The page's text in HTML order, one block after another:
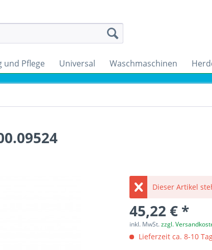
und Pflege Universal Waschmaschinen
Dieser Artikel
45,22 € *
inkl. MwSt.zzgl.
Lieferzeit ca. 8-10